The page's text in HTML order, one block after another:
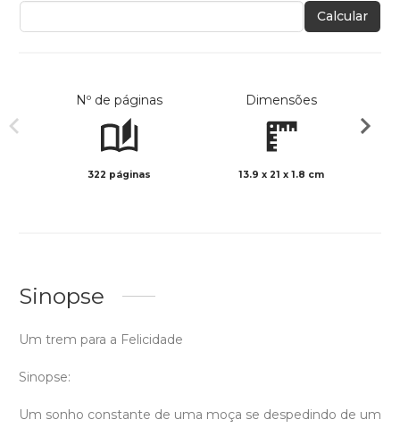
Calcular
Nº de páginas
322 páginas
Dimensões
13.9 x 21 x 1.8 cm
Sinopse
Um trem para a Felicidade
Sinopse:
Um sonho constante de uma moça se despedindo de um